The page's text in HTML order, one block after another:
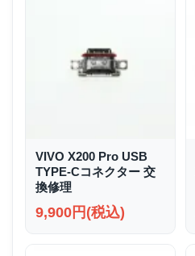
VIVO X200 Pro USB
TYPE-Cコネクター 交
換修理
9,900円(税込)